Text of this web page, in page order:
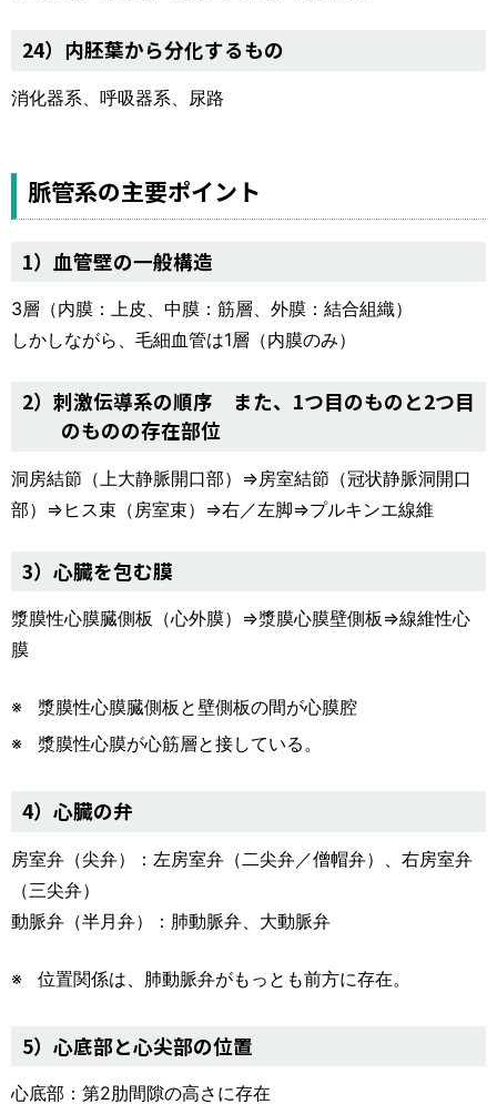
24）内胚葉から分化するもの
消化器系、呼吸器系、尿路
脈管系の主要ポイント
1）血管壁の一般構造
3層（内膜：上皮、中膜：筋層、外膜：結合組織）
しかしながら、毛細血管は1層（内膜のみ）
2）刺激伝導系の順序 また、1つ目のものと2つ目
のものの存在部位
洞房結節（上大静脈開口部）⇒房室結節（冠状静脈洞開口
部）⇒ヒス束（房室束）⇒右／左脚⇒プルキンエ線維
3）心臓を包む膜
漿膜性心膜臓側板（心外膜）⇒漿膜心膜壁側板⇒線維性心
膜
漿膜性心膜臓側板と壁側板の間が心膜腔
漿膜性心膜が心筋層と接している。
4）心臓の弁
房室弁（尖弁）：左房室弁（二尖弁／僧帽弁）、右房室弁
（三尖弁）
動脈弁（半月弁）：肺動脈弁、大動脈弁
位置関係は、肺動脈弁がもっとも前方に存在。
5）心底部と心尖部の位置
心底部：第2肋間隙の高さに存在